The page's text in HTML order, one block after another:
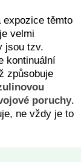
expozice těmto
velmi
jsou tzv.
kontinuální
způsobuje
poruchy.
ne vždy je to